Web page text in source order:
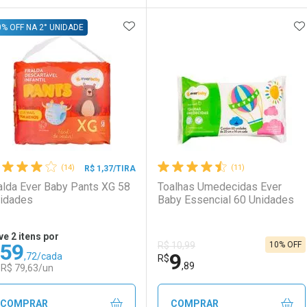
FECHAR
Ativar Desconto
Comprar sem Desconto
FECHAR
Menos
Comprar sem Desconto
Ativar Desconto
Comprar sem Desconto
Comprar sem Desconto
(14) R$ 1,37/TIRA
Ever Baby Pants XG 58
OFF NA 2° UNIDADE
2 itens por
59,72/cada
79,63/un
ADICIONAR AOS FAVORITOS
COMPRAR
(11)
Toalhas Umedecidas Ever
Baby Essencial 60 Unidades
R$ 10,99
R$9,89
10% OFF
COMPRAR